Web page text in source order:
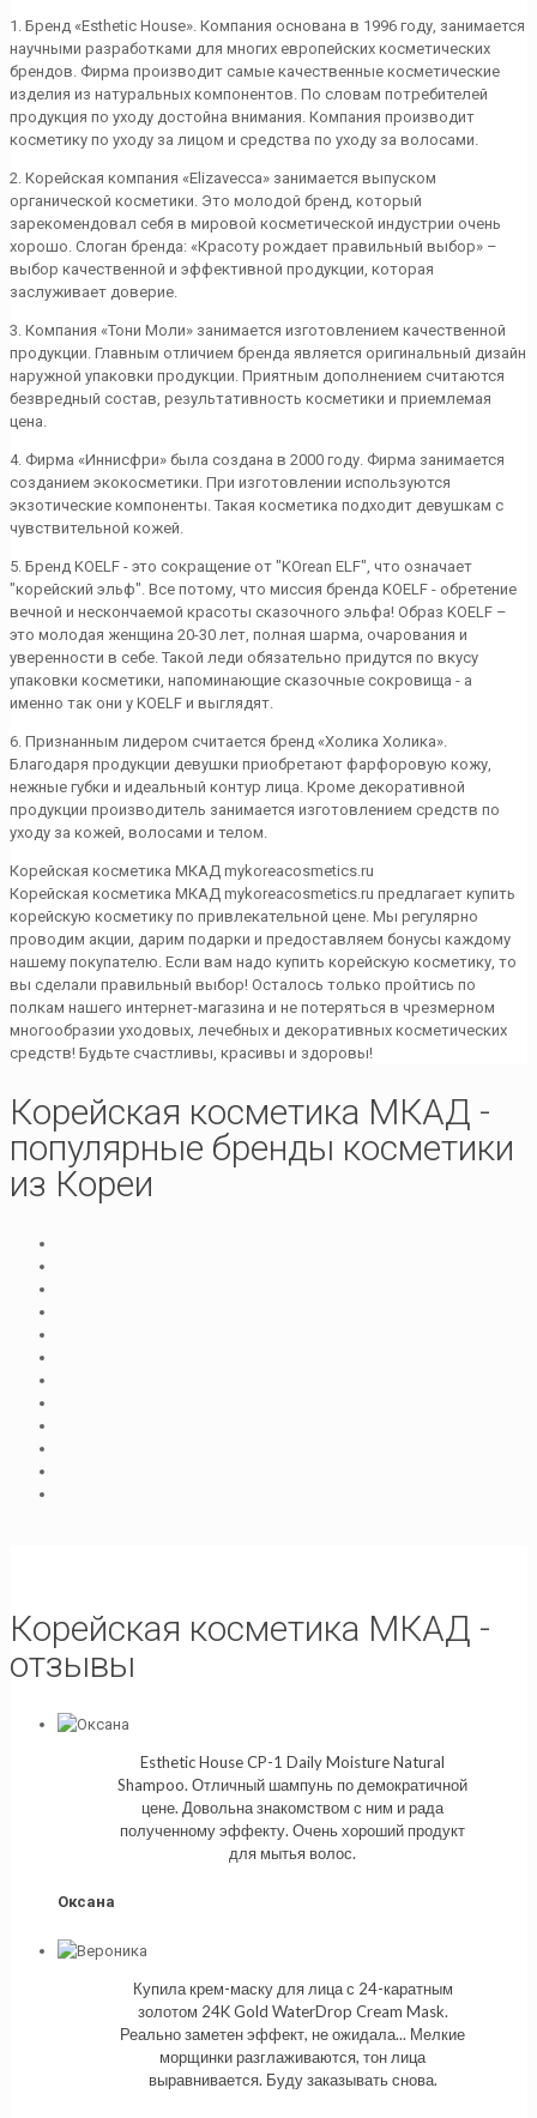
1. Бренд «Esthetic House». Компания основана в 1996 году, занимается
научными разработками для многих европейских косметических
брендов. Фирма производит самые качественные косметические
изделия из натуральных компонентов. По словам потребителей
продукция по уходу достойна внимания. Компания производит
косметику по уходу за лицом и средства по уходу за волосами.
2. Корейская компания «Elizavecca» занимается выпуском
органической косметики. Это молодой бренд, который
зарекомендовал себя в мировой косметической индустрии очень
хорошо. Слоган бренда: «Красоту рождает правильный выбор» –
выбор качественной и эффективной продукции, которая
заслуживает доверие.
3. Компания «Тони Моли» занимается изготовлением качественной
продукции. Главным отличием бренда является оригинальный дизайн
наружной упаковки продукции. Приятным дополнением считаются
безвредный состав, результативность косметики и приемлемая
цена.
4. Фирма «Иннисфри» была создана в 2000 году. Фирма занимается
созданием экокосметики. При изготовлении используются
экзотические компоненты. Такая косметика подходит девушкам с
чувствительной кожей.
5. Бренд KOELF - это сокращение от "KOrean ELF", что означает
"корейский эльф". Все потому, что миссия бренда KOELF - обретение
вечной и нескончаемой красоты сказочного эльфа! Образ KOELF –
это молодая женщина 20-30 лет, полная шарма, очарования и
уверенности в себе. Такой леди обязательно придутся по вкусу
упаковки косметики, напоминающие сказочные сокровища - а
именно так они у KOELF и выглядят.
6. Признанным лидером считается бренд «Холика Холика».
Благодаря продукции девушки приобретают фарфоровую кожу,
нежные губки и идеальный контур лица. Кроме декоративной
продукции производитель занимается изготовлением средств по
уходу за кожей, волосами и телом.
Корейская косметика МКАД mykoreacosmetics.ru
Корейская косметика МКАД mykoreacosmetics.ru предлагает купить
корейскую косметику по привлекательной цене. Мы регулярно
проводим акции, дарим подарки и предоставляем бонусы каждому
нашему покупателю. Если вам надо купить корейскую косметику, то
вы сделали правильный выбор! Осталось только пройтись по
полкам нашего интернет-магазина и не потеряться в чрезмерном
многообразии уходовых, лечебных и декоративных косметических
средств! Будьте счастливы, красивы и здоровы!
Корейская косметика МКАД -
популярные бренды косметики
из Кореи
Корейская косметика МКАД -
отзывы
Esthetic House CP-1 Daily Moisture Natural
Shampoo. Отличный шампунь по демократичной
цене. Довольна знакомством с ним и рада
полученному эффекту. Очень хороший продукт
для мытья волос.
Оксана
Купила крем-маску для лица с 24-каратным
золотом 24K Gold WaterDrop Cream Mask.
Реально заметен эффект, не ожидала... Мелкие
морщинки разглаживаются, тон лица
выравнивается. Буду заказывать снова.